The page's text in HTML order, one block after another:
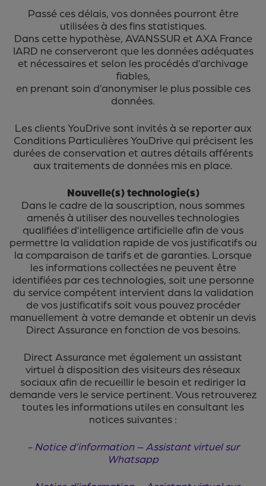
Passé ces délais, vos données pourront être
utilisées à des fins statistiques.
Dans cette hypothèse, AVANSSUR et AXA France
IARD ne conserveront que les données adéquates
et nécessaires et selon les procédés d’archivage
fiables,
en prenant soin d’anonymiser le plus possible ces
données.
Les clients YouDrive sont invités à se reporter aux
Conditions Particulières YouDrive qui précisent les
durées de conservation et autres détails afférents
aux traitements de données mis en place.
Nouvelle(s) technologie(s)
Dans le cadre de la souscription, nous sommes
amenés à utiliser des nouvelles technologies
qualifiées d’intelligence artificielle afin de vous
permettre la validation rapide de vos justificatifs ou
la comparaison de tarifs et de garanties. Lorsque
les informations collectées ne peuvent être
identifiées par ces technologies, soit une personne
du service compétent intervient dans la validation
de vos justificatifs soit vous pouvez procéder
manuellement à votre demande et obtenir un devis
Direct Assurance en fonction de vos besoins.
Direct Assurance met également un assistant
virtuel à disposition des visiteurs des réseaux
sociaux afin de recueillir le besoin et rediriger la
demande vers le service pertinent. Vous retrouverez
toutes les informations utiles en consultant les
notices suivantes :
- Notice d’information – Assistant virtuel sur
Whatsapp